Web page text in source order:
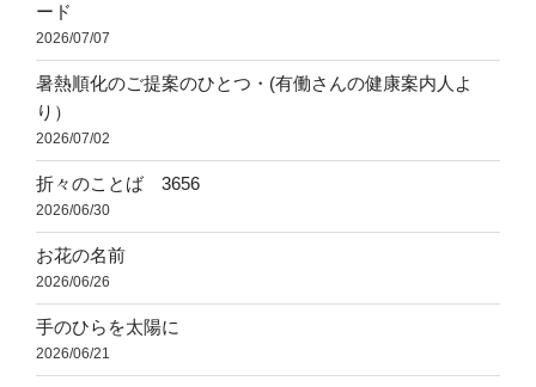
ード
2026/07/07
暑熱順化のご提案のひとつ・(有働さんの健康案内人よ
り）
2026/07/02
折々のことば 3656
2026/06/30
お花の名前
2026/06/26
手のひらを太陽に
2026/06/21